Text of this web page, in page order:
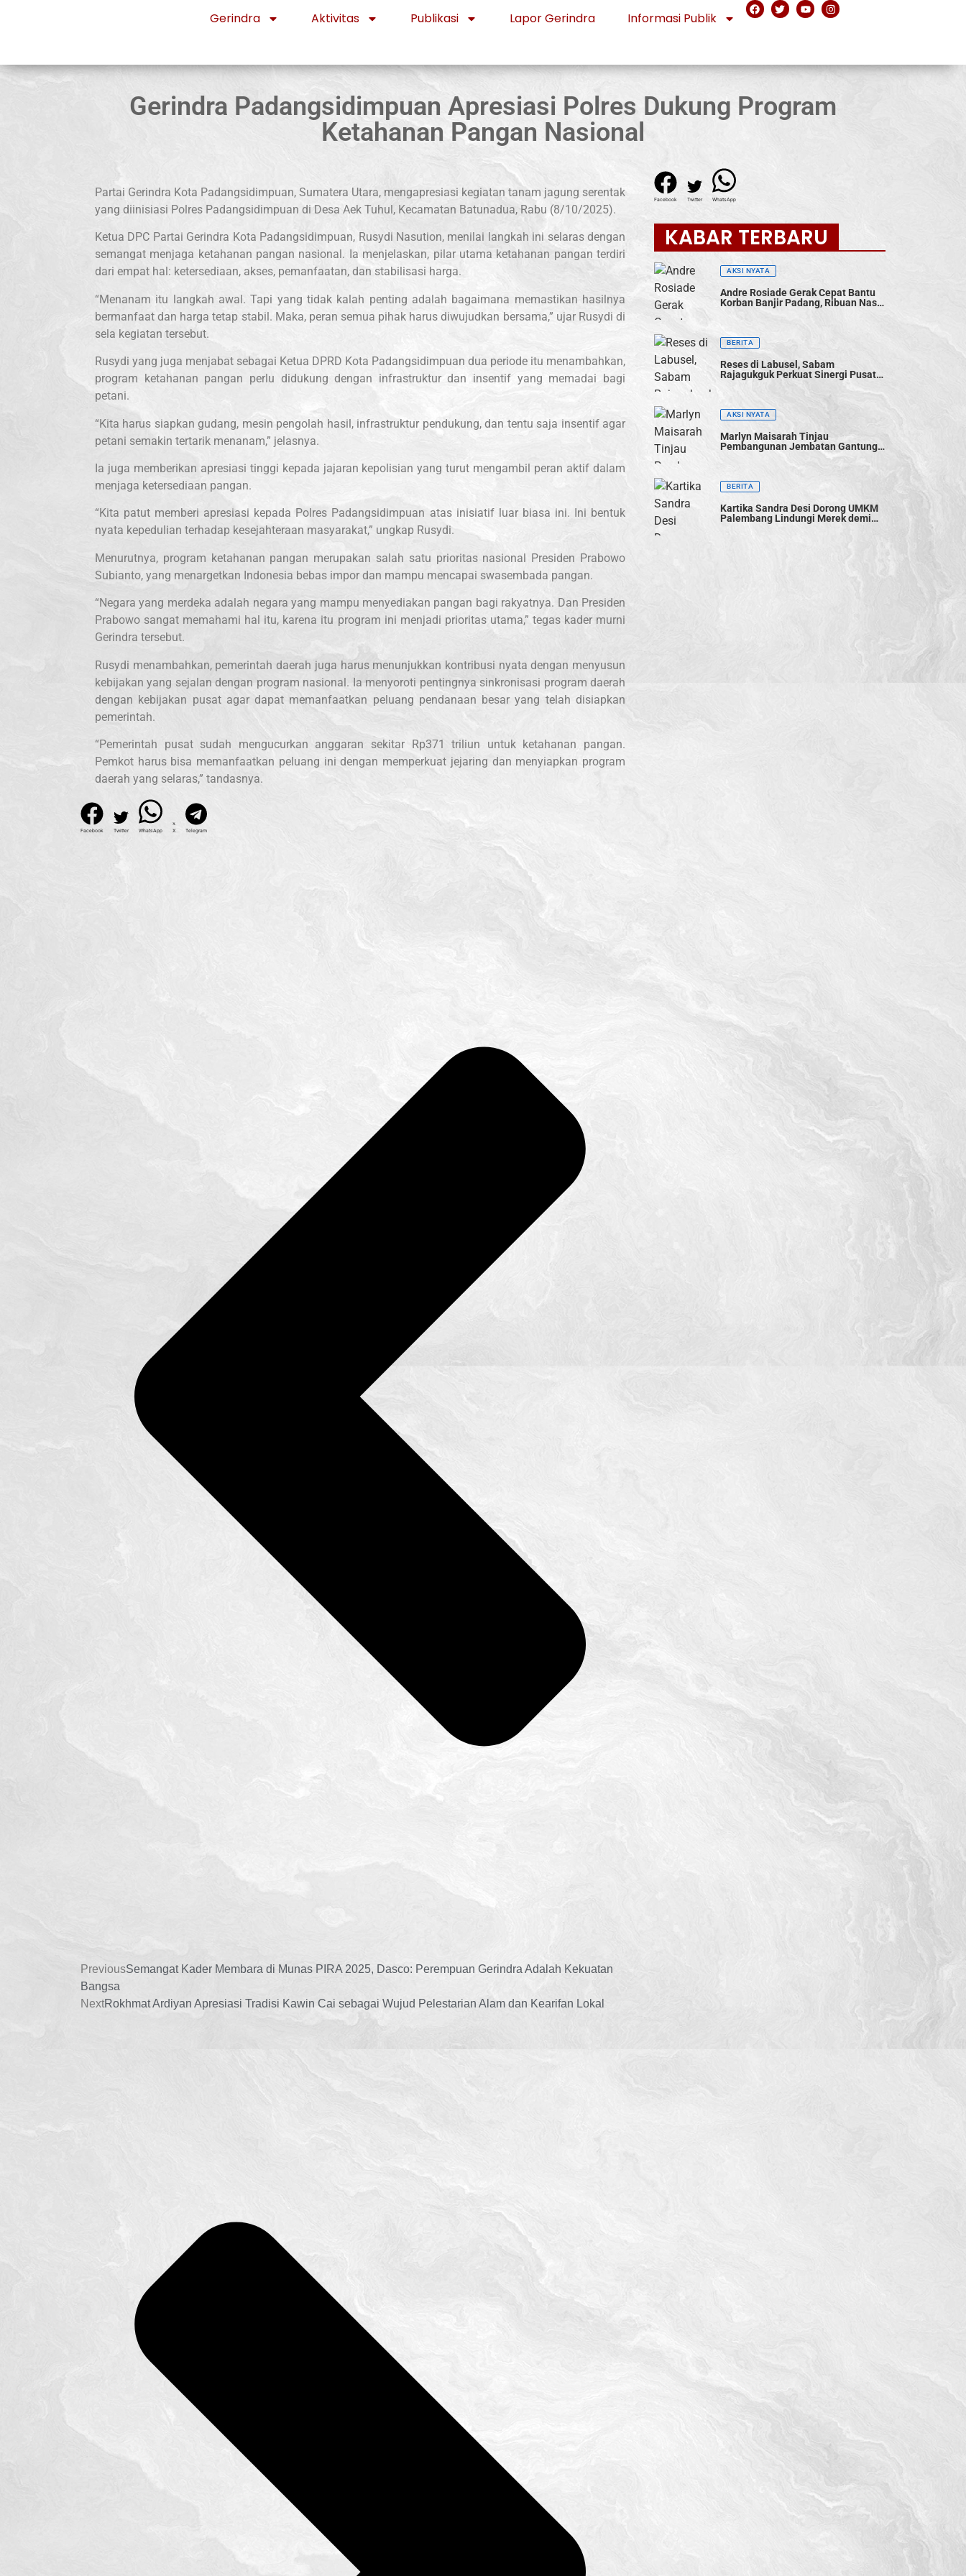
Gerindra Aktivitas Publikasi Lapor Gerindra Informasi Publik
Gerindra Padangsidimpuan Apresiasi Polres Dukung Program
Ketahanan Pangan Nasional
Partai Gerindra Kota Padangsidimpuan, Sumatera Utara, mengapresiasi kegiatan tanam jagung serentak
yang diinisiasi Polres Padangsidimpuan di Desa Aek Tuhul, Kecamatan Batunadua, Rabu (8/10/2025).
Ketua DPC Partai Gerindra Kota Padangsidimpuan, Rusydi Nasution, menilai langkah ini selaras dengan
semangat menjaga ketahanan pangan nasional. Ia menjelaskan, pilar utama ketahanan pangan terdiri
dari empat hal: ketersediaan, akses, pemanfaatan, dan stabilisasi harga.
“Menanam itu langkah awal. Tapi yang tidak kalah penting adalah bagaimana memastikan hasilnya
bermanfaat dan harga tetap stabil. Maka, peran semua pihak harus diwujudkan bersama,” ujar Rusydi di
sela kegiatan tersebut.
Rusydi yang juga menjabat sebagai Ketua DPRD Kota Padangsidimpuan dua periode itu menambahkan,
program ketahanan pangan perlu didukung dengan infrastruktur dan insentif yang memadai bagi
petani.
“Kita harus siapkan gudang, mesin pengolah hasil, infrastruktur pendukung, dan tentu saja insentif agar
petani semakin tertarik menanam,” jelasnya.
Ia juga memberikan apresiasi tinggi kepada jajaran kepolisian yang turut mengambil peran aktif dalam
menjaga ketersediaan pangan.
“Kita patut memberi apresiasi kepada Polres Padangsidimpuan atas inisiatif luar biasa ini. Ini bentuk
nyata kepedulian terhadap kesejahteraan masyarakat,” ungkap Rusydi.
Menurutnya, program ketahanan pangan merupakan salah satu prioritas nasional Presiden Prabowo
Subianto, yang menargetkan Indonesia bebas impor dan mampu mencapai swasembada pangan.
“Negara yang merdeka adalah negara yang mampu menyediakan pangan bagi rakyatnya. Dan Presiden
Prabowo sangat memahami hal itu, karena itu program ini menjadi prioritas utama,” tegas kader murni
Gerindra tersebut.
Rusydi menambahkan, pemerintah daerah juga harus menunjukkan kontribusi nyata dengan menyusun
kebijakan yang sejalan dengan program nasional. Ia menyoroti pentingnya sinkronisasi program daerah
dengan kebijakan pusat agar dapat memanfaatkan peluang pendanaan besar yang telah disiapkan
pemerintah.
“Pemerintah pusat sudah mengucurkan anggaran sekitar Rp371 triliun untuk ketahanan pangan.
Pemkot harus bisa memanfaatkan peluang ini dengan memperkuat jejaring dan menyiapkan program
daerah yang selaras,” tandasnya.
Facebook Twitter WhatsApp X Telegram
PreviousSemangat Kader Membara di Munas PIRA 2025, Dasco: Perempuan Gerindra Adalah Kekuatan
Bangsa
NextRokhmat Ardiyan Apresiasi Tradisi Kawin Cai sebagai Wujud Pelestarian Alam dan Kearifan Lokal
Facebook Twitter WhatsApp
KABAR TERBARU
AKSI NYATA
Andre Rosiade Gerak Cepat Bantu
Korban Banjir Padang, Ribuan Nasi
BERITA
Reses di Labusel, Sabam
Rajagukguk Perkuat Sinergi Pusat-
Pembangunan
AKSI NYATA
Marlyn Maisarah Tinjau
Pembangunan Jembatan Gantung
Cibeber, Pastikan Aspirasi Warga
BERITA
Kartika Sandra Desi Dorong UMKM
Palembang Lindungi Merek demi